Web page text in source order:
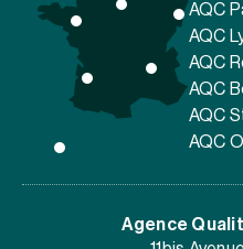
AQC
AQC
AQC
AQC
AQC
AQC
Agence